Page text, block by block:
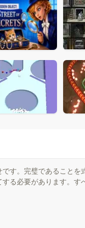
す。完璧であること
る必要があります。